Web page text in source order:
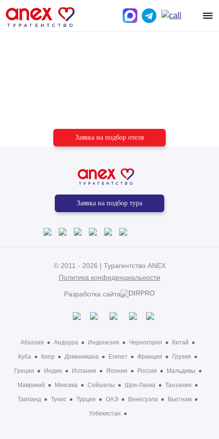
Заявка на подбор отеля
Заявка на подбор тура
© 2011 - 2026 | Турагентство ANEX
Политика конфиденциальности
Разработка сайта
Абхазия Андорра Индонезия Черногория Китай
Куба Кипр Доминикана Египет Франция Грузия
Греция Индия Испания Япония Россия Мальдивы
Маврикий Мексика Сейшелы Шри-Ланка Танзания
Таиланд Тунис Турция ОАЭ Венесуэла Вьетнам
Узбекистан